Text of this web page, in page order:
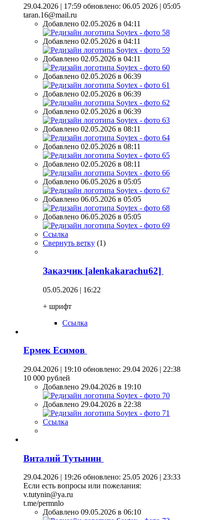
29.04.2026 | 17:59 обновлено: 06.05 2026 | 05:05
taran.16@mail.ru
Добавлено 02.05.2026 в 04:11
Добавлено 02.05.2026 в 04:11
Добавлено 02.05.2026 в 04:11
Добавлено 02.05.2026 в 06:39
Добавлено 02.05.2026 в 06:39
Добавлено 02.05.2026 в 06:39
Добавлено 02.05.2026 в 08:11
Добавлено 02.05.2026 в 08:11
Добавлено 02.05.2026 в 08:11
Добавлено 06.05.2026 в 05:05
Добавлено 06.05.2026 в 05:05
Добавлено 06.05.2026 в 05:05
Ссылка
Свернуть ветку (1)
Заказчик [alenkakarachu62]
05.05.2026 | 16:22
+ шрифт
Ссылка
Ермек Есимов
29.04.2026 | 19:10 обновлено: 29.04 2026 | 22:38
10 000 рублей
Добавлено 29.04.2026 в 19:10
Добавлено 29.04.2026 в 22:38
Ссылка
Виталий Тутынин
29.04.2026 | 19:26 обновлено: 25.05 2026 | 23:33
Если есть вопросы или пожелания:
v.tutynin@ya.ru
t.me/permnlo
Добавлено 09.05.2026 в 06:10